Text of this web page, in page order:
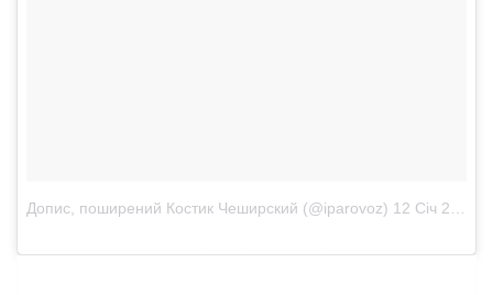
Допис, поширений Костик Чеширский (@iparovoz) 12 Січ 2018 р. о 7:27 PST